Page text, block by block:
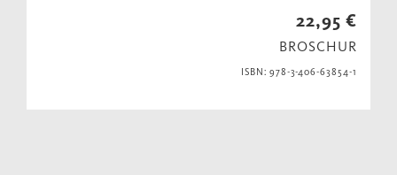
22,95 €
BROSCHUR
ISBN: 978-3-406-63854-1